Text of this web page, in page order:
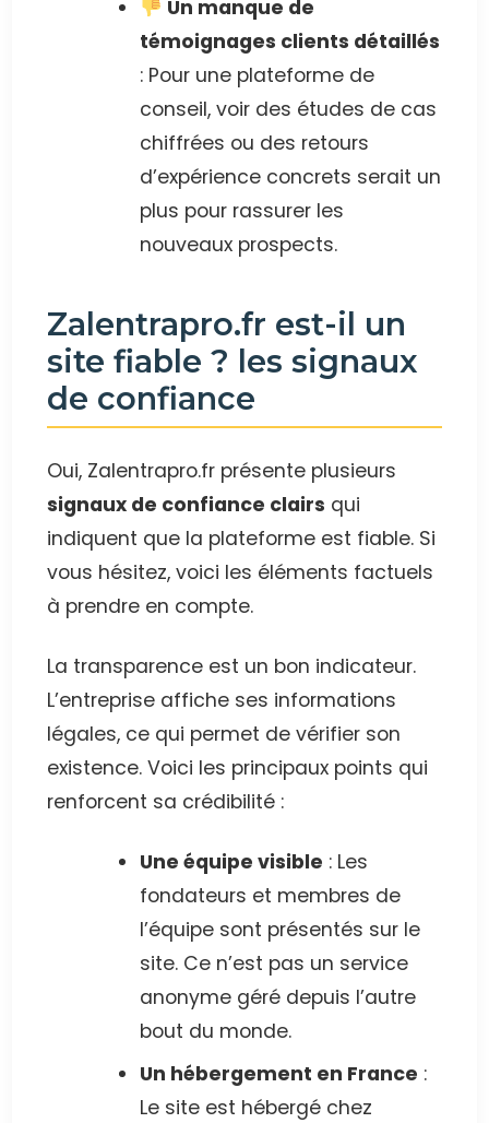
Un manque de
témoignages clients détaillés
: Pour une plateforme de
conseil, voir des études de cas
chiffrées ou des retours
d’expérience concrets serait un
plus pour rassurer les
nouveaux prospects.
Zalentrapro.fr est-il un
site fiable ? les signaux
de confiance
Oui, Zalentrapro.fr présente plusieurs
signaux de confiance clairs qui
indiquent que la plateforme est fiable. Si
vous hésitez, voici les éléments factuels
à prendre en compte.
La transparence est un bon indicateur.
L’entreprise affiche ses informations
légales, ce qui permet de vérifier son
existence. Voici les principaux points qui
renforcent sa crédibilité :
Une équipe visible : Les
fondateurs et membres de
l’équipe sont présentés sur le
site. Ce n’est pas un service
anonyme géré depuis l’autre
bout du monde.
Un hébergement en France :
Le site est hébergé chez